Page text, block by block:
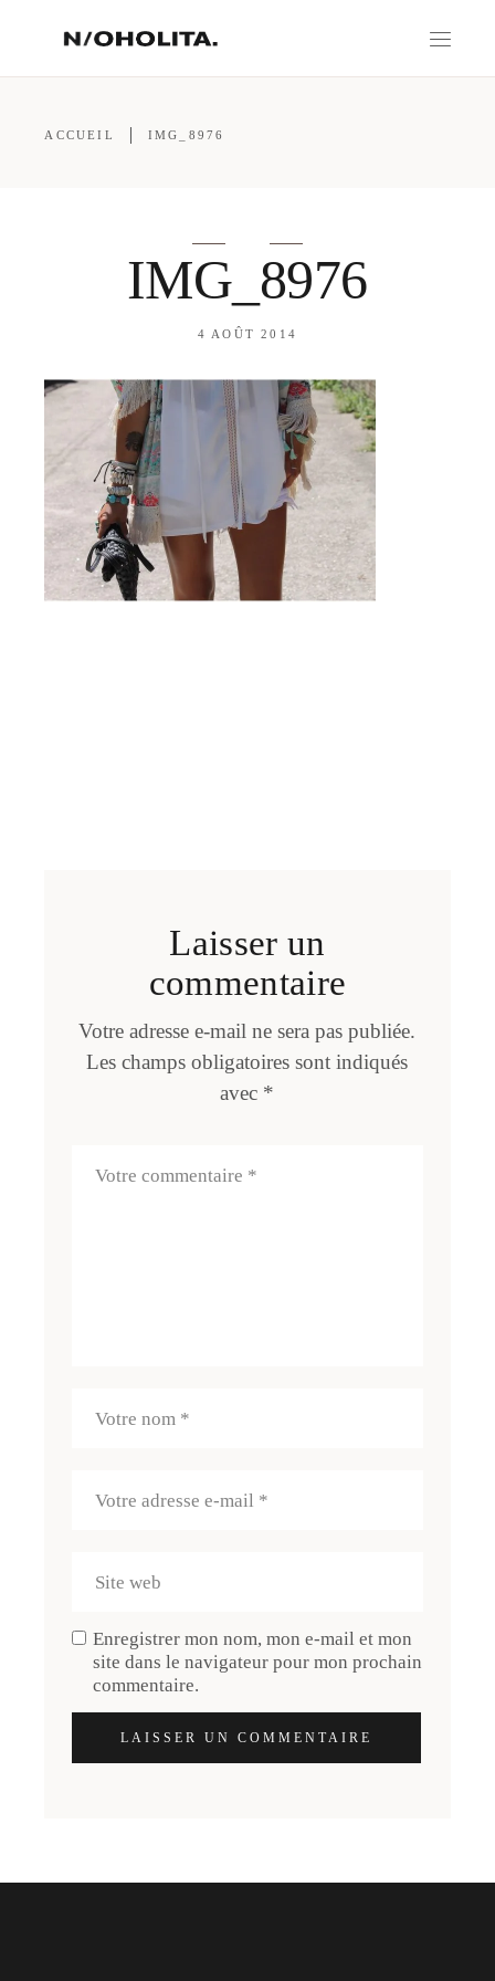
ACCUEIL IMG_8976
IMG_8976
4 AOÛT 2014
Laisser un
commentaire
Votre adresse e-mail ne sera pas publiée.
Les champs obligatoires sont indiqués
avec *
Enregistrer mon nom, mon e-mail et mon
site dans le navigateur pour mon prochain
commentaire.
LAISSER UN COMMENTAIRE